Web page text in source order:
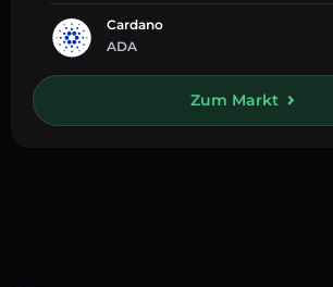
Cardano
ADA
Zum Markt